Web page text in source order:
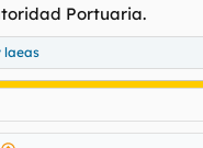
hablando los diez
y no callarse como
es territorio francés".
una gilipollez propia de un
Portuaria.
laeas